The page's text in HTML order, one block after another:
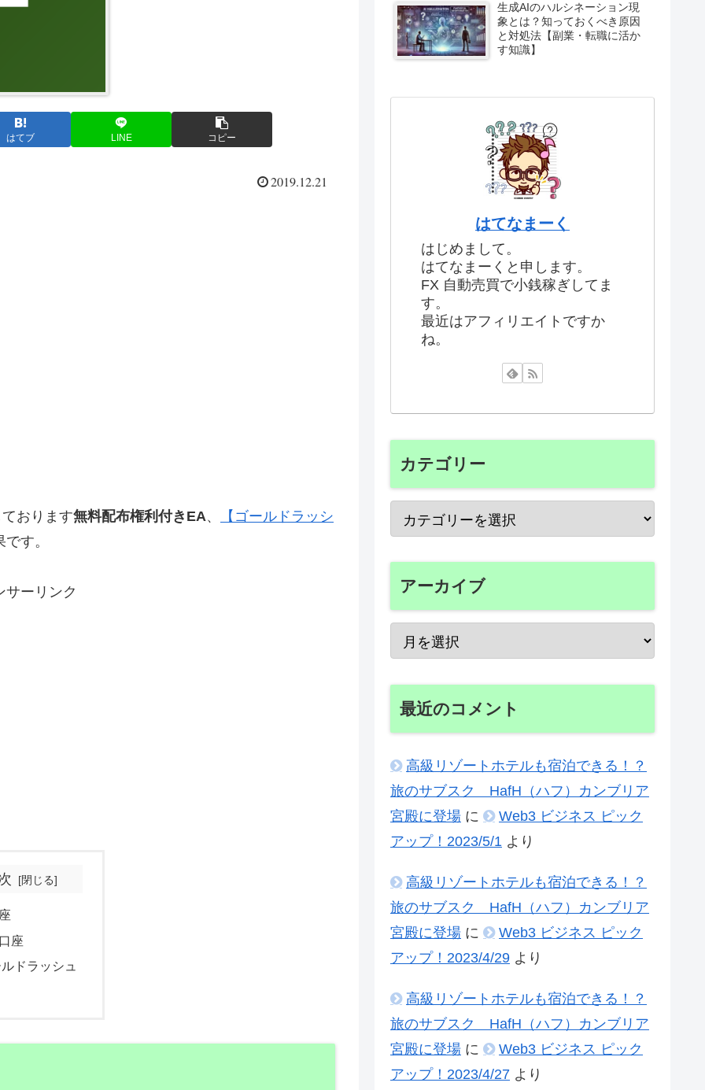
はてブ LINE コピー
2019.12.21
おります無料配布権利付きEA、
【ゴールドラッシ
す。
サーリンク
座
ドラッシュ
生成AIのハルシネーション現
象とは？知っておくべき原因
と対処法【副業・転職に活か
す知識】
はてなまーく
はじめまして。
はてなまーくと申します。
FX 自動売買で小銭稼ぎしてま
す。
最近はアフィリエイトですか
ね。
カテゴリー
アーカイブ
最近のコメント
高級リゾートホテルも宿泊できる！？
旅のサブスク HafH（ハフ）カンブリア
宮殿に登場 に
Web3 ビジネス ピック
アップ！2023/5/1 より
高級リゾートホテルも宿泊できる！？
旅のサブスク HafH（ハフ）カンブリア
宮殿に登場 に
Web3 ビジネス ピック
アップ！2023/4/29 より
高級リゾートホテルも宿泊できる！？
旅のサブスク HafH（ハフ）カンブリア
宮殿に登場 に
Web3 ビジネス ピック
アップ！2023/4/27 より